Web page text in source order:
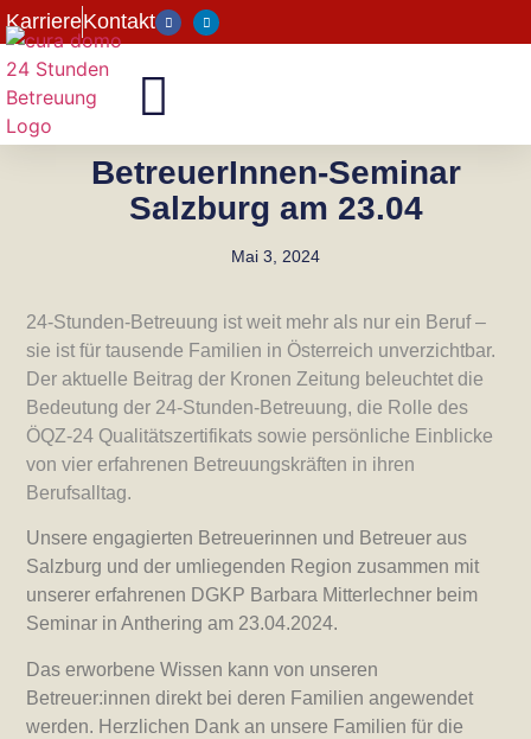
KarriereKontakt
BetreuerInnen-Seminar
Salzburg am 23.04
Mai 3, 2024
24-Stunden-Betreuung ist weit mehr als nur ein Beruf –
sie ist für tausende Familien in Österreich unverzichtbar.
Der aktuelle Beitrag der Kronen Zeitung beleuchtet die
Bedeutung der 24-Stunden-Betreuung, die Rolle des
ÖQZ-24 Qualitätszertifikats sowie persönliche Einblicke
von vier erfahrenen Betreuungskräften in ihren
Berufsalltag.
Unsere engagierten Betreuerinnen und Betreuer aus
Salzburg und der umliegenden Region zusammen mit
unserer erfahrenen DGKP Barbara Mitterlechner beim
Seminar in Anthering am 23.04.2024.
Das erworbene Wissen kann von unseren
Betreuer:innen direkt bei deren Familien angewendet
werden. Herzlichen Dank an unsere Familien für die